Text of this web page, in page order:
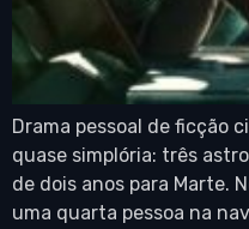
Drama pessoal de ficção
quase simplória: três
de dois anos para Marte.
uma quarta pessoa na